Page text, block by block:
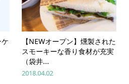
【NEWオープン】燻製された
スモーキーな香り食材が充実
（袋井...
2018.04.02